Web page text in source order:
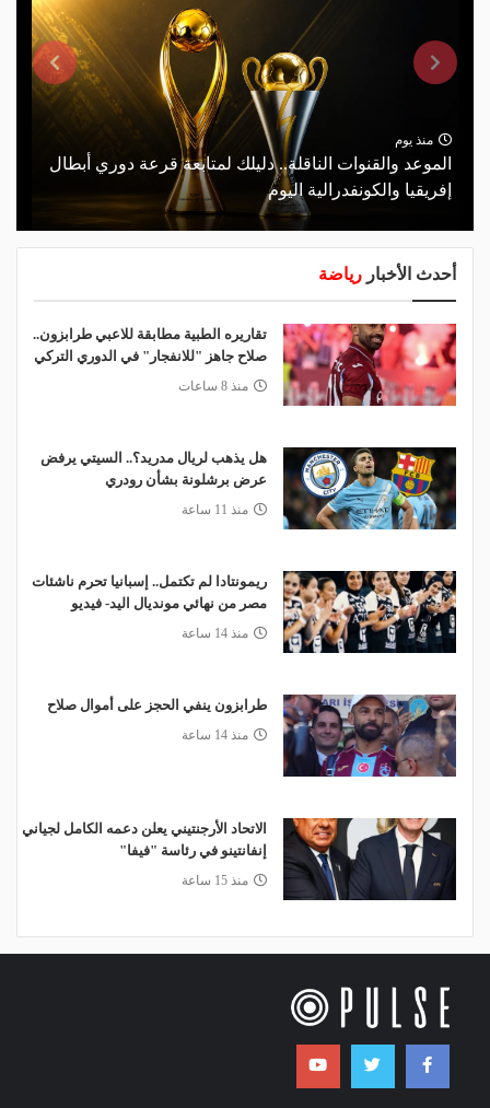
منذ يوم
الموعد والقنوات الناقلة.. دليلك لمتابعة قرعة دوري أبطال
إفريقيا والكونفدرالية اليوم
أحدث الأخبار رياضة
تقاريره الطبية مطابقة للاعبي طرابزون..
صلاح جاهز "للانفجار" في الدوري التركي
منذ 8 ساعات
هل يذهب لريال مدريد؟.. السيتي يرفض
عرض برشلونة بشأن رودري
منذ 11 ساعة
ريمونتادا لم تكتمل.. إسبانيا تحرم ناشئات
مصر من نهائي مونديال اليد- فيديو
منذ 14 ساعة
طرابزون ينفي الحجز على أموال صلاح
منذ 14 ساعة
الاتحاد الأرجنتيني يعلن دعمه الكامل لجياني
إنفانتينو في رئاسة "فيفا"
منذ 15 ساعة